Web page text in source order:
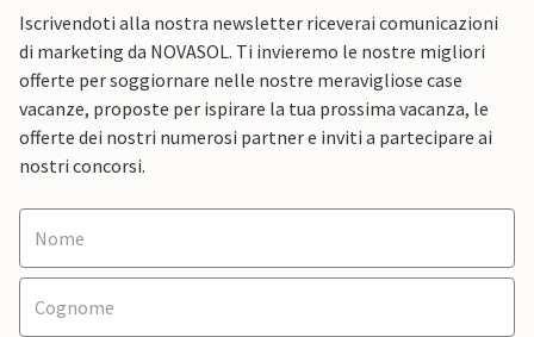
Iscrivendoti alla nostra newsletter riceverai comunicazioni
di marketing da NOVASOL. Ti invieremo le nostre migliori
offerte per soggiornare nelle nostre meravigliose case
vacanze, proposte per ispirare la tua prossima vacanza, le
offerte dei nostri numerosi partner e inviti a partecipare ai
nostri concorsi.